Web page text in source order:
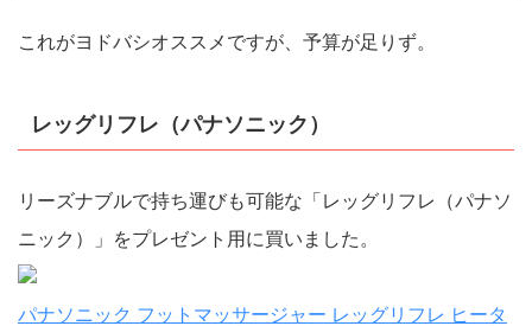
これがヨドバシオススメですが、予算が足りず。
レッグリフレ（パナソニック）
リーズナブルで持ち運びも可能な「レッグリフレ（パナソ
ニック）」をプレゼント用に買いました。
パナソニック フットマッサージャー レッグリフレ ヒータ